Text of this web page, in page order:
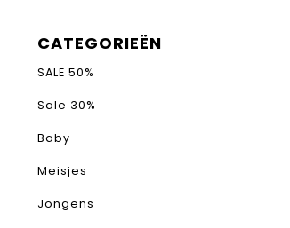
CATEGORIEËN
SALE 50%
Sale 30%
Baby
Meisjes
Jongens